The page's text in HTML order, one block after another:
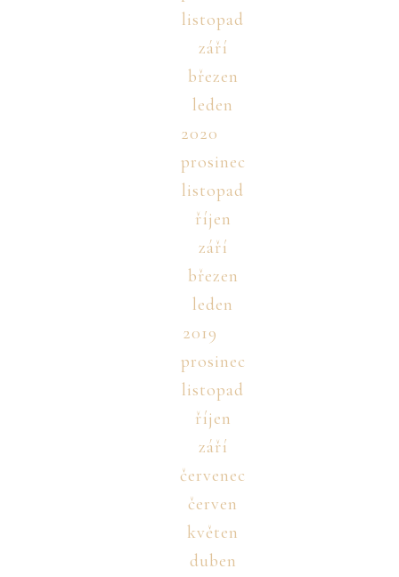
listopad
září
březen
leden
2020
prosinec
listopad
říjen
září
březen
leden
2019
prosinec
listopad
říjen
září
červenec
červen
květen
duben